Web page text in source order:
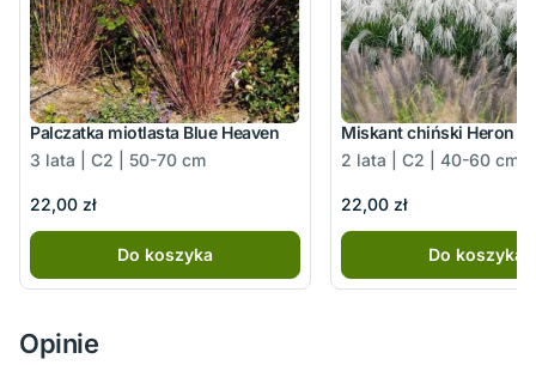
Palczatka miotlasta Blue Heaven
3 lata | C2 | 50-70 cm
22,00 zł
Do koszyka
Miskant chiński Heron
2 lata | C2 | 40-60 cm
22,00 zł
Do koszyka
Opinie